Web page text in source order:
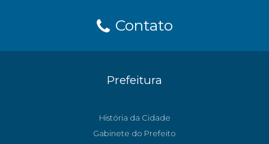
Contato
Prefeitura
História da Cidade
Gabinete do Prefeito